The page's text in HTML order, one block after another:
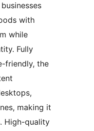
with
while
Fully
friendly, the
making it
High-quality